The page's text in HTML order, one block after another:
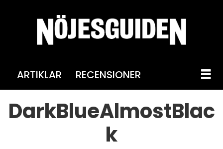
ARTIKLAR RECENSIONER
DarkBlueAlmostBlac
k